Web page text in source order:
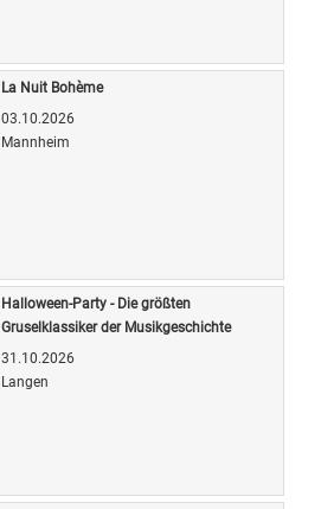
La Nuit Bohème
03.10.2026
Mannheim
Halloween-Party - Die größten
Gruselklassiker der Musikgeschichte
31.10.2026
Langen